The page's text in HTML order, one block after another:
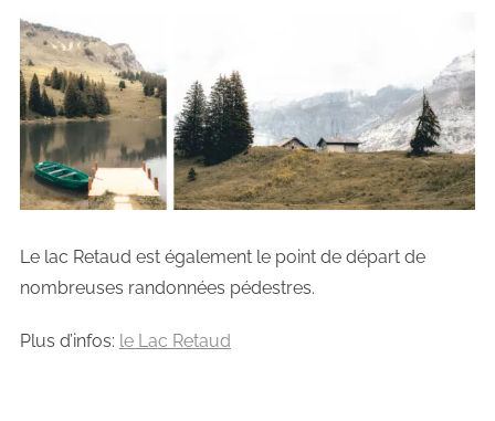
Le lac Retaud est également le point de départ de
nombreuses randonnées pédestres.
Plus d’infos: le Lac Retaud